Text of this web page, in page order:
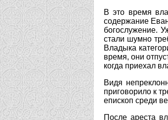
В это время
содержание
богослужение.
стали шумно
Владыка
время, они
когда приехал
Видя
приговорило к
епископ среди
После ареста